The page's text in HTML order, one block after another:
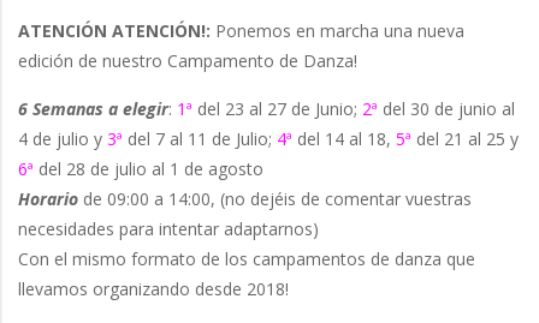
ATENCIÓN ATENCIÓN!: Ponemos en marcha una nueva
edición de nuestro Campamento de Danza!
6 Semanas a elegir: 1ª del 23 al 27 de Junio; 2ª del 30 de junio al
4 de julio y 3ª del 7 al 11 de Julio; 4ª del 14 al 18, 5ª del 21 al 25 y
6ª del 28 de julio al 1 de agosto
Horario de 09:00 a 14:00, (no dejéis de comentar vuestras
necesidades para intentar adaptarnos)
Con el mismo formato de los campamentos de danza que
llevamos organizando desde 2018!